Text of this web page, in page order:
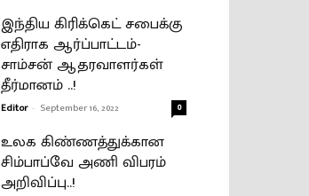
இந்திய கிரிக்கெட் சபைக்கு
எதிராக ஆர்ப்பாட்டம்-
சாம்சன் ஆதரவாளர்கள்
தீர்மானம் ..!
Editor - September 16, 2022 0
உலக கிண்ணத்துக்கான
சிம்பாப்வே அணி விபரம்
அறிவிப்பு..!